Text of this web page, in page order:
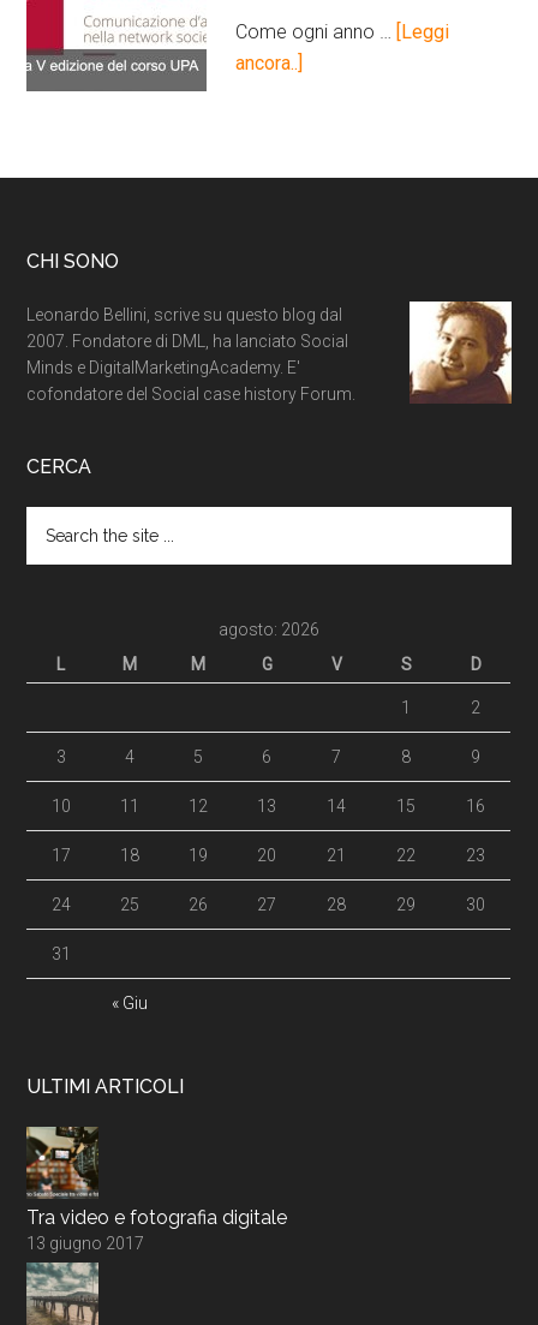
Come ogni anno …
[Leggi
ancora..]
CHI SONO
Leonardo Bellini, scrive su questo blog dal
2007. Fondatore di DML, ha lanciato Social
Minds e DigitalMarketingAcademy. E'
cofondatore del Social case history Forum.
CERCA
agosto: 2026
L
M M G V S D
« Giu
1 2
3 4 5 6 7 8 9
10 11 12 13 14 15 16
17 18 19 20 21 22 23
24 25 26 27 28 29 30
31
ULTIMI ARTICOLI
Tra video e fotografia digitale
13 giugno 2017